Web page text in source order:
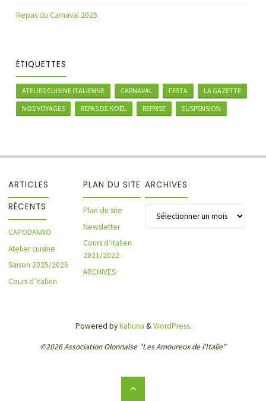
Repas du Carnaval 2025
ÉTIQUETTES
ATELIER CUISINE ITALIENNE CARNAVAL FESTA
LA GAZETTE
NOS VOYAGES
REPAS DE NOËL REPRISE SUSPENSION
ARTICLES
RÉCENTS
CAPODANNO
Atelier cuisine
Saison 2025/2026
Cours d’italien
PLAN DU SITE
Plan du site
Newsletter
Cours d’italien
2021/2022
ARCHIVES
ARCHIVES
Powered byKahuna &WordPress.
©2026 Association Olonnaise "Les Amoureux de l'Italie"
Back